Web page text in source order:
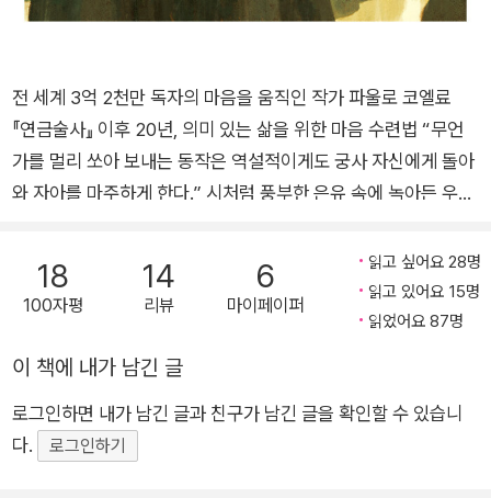
전 세계 3억 2천만 독자의 마음을 움직인 작가 파울로 코엘료
『연금술사』 이후 20년, 의미 있는 삶을 위한 마음 수련법 “무언
가를 멀리 쏘아 보내는 동작은 역설적이게도 궁사 자신에게 돌아
와 자아를 마주하게 한다.” 시처럼 풍부한 은유 속에 녹아든 우아
독자들의 ‘인생 책’으로 손꼽히며 “기막히게 멋진 영혼의 모
험”을 그려낸 『연금술사』의 한국어판 출간 20주년이 되는 2021
한번 한국 독자들의 마음을 움직인다. 『아처』는 전설적인 궁사
‘진’이 그에게 도전해온 이방인과 대결을 펼치고, 그 과정을 지켜
보던 소년에게 활쏘기의 기본기를 전수하는 소박하고 단순한 이
18
100자평
14
리뷰
6
마이페이퍼
읽고 싶어요 28명
읽고 있어요 15명
읽었어요 87명
이 책에 내가 남긴 글
로그인하면 내가 남긴 글과 친구가 남긴 글을 확인할 수 있습니
다.
로그인하기